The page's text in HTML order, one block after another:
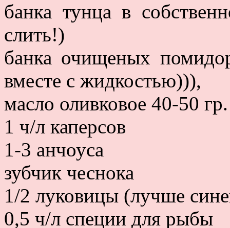
банка тунца в
слить!)
банка очищеных
вместе с жидкостью))),
масло оливковое 40-50 гр.
1 ч/л каперсов
1-3 анчоуса
зубчик чеснока
1/2 луковицы (лучше
0,5 ч/л специи для рыбы